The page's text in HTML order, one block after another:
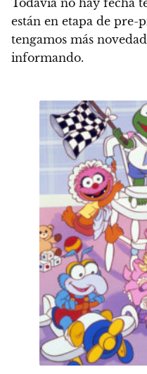
están en etapa de pre-
tengamos más
informando.